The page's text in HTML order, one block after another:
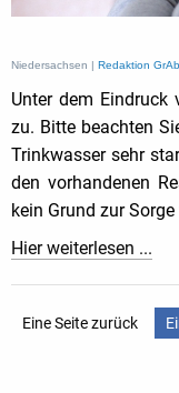
Niedersachsen | Redaktion
Unter dem Eindruck
zu. Bitte beachten
Trinkwasser sehr
den vorhandenen
kein Grund zur
Hier weiterlesen ...
Eine Seite zurück